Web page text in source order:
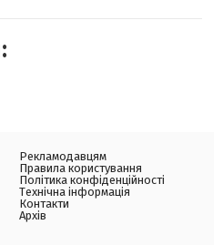
Рекламодавцям
Правила користування
Політика конфіденційності
Технічна інформація
Контакти
Архів